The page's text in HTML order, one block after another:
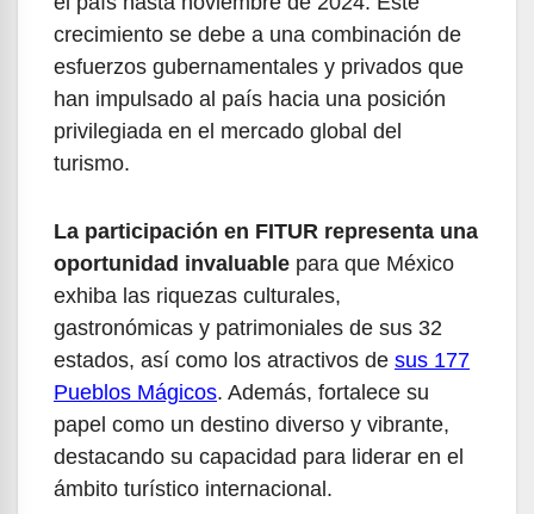
crecimiento se debe a una combinación de
esfuerzos gubernamentales y privados que
han impulsado al país hacia una posición
privilegiada en el mercado global del
turismo.
La participación en FITUR representa una
oportunidad invaluable para que México
exhiba las riquezas culturales,
gastronómicas y patrimoniales de sus 32
estados, así como los atractivos de sus 177
Pueblos Mágicos. Además, fortalece su
papel como un destino diverso y vibrante,
destacando su capacidad para liderar en el
ámbito turístico internacional.